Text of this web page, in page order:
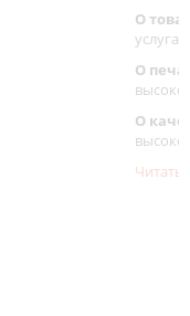
О
услуга
О
О
Читать